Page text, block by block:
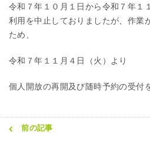
令和７年１０月１日から令和７年１
利用を中止しておりましたが、作業
ため、
令和７年１１月４日（火）より
個人開放の再開及び随時予約の受付
前の記事